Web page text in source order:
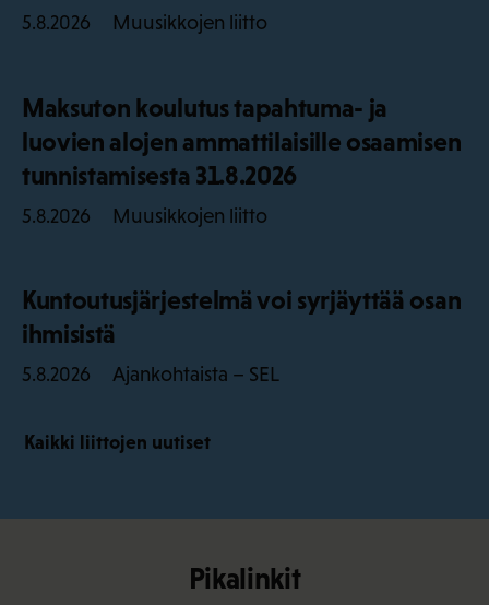
5.8.2026 Muusikkojen liitto
Maksuton koulutus tapahtuma- ja
luovien alojen ammattilaisille osaamisen
tunnistamisesta 31.8.2026
5.8.2026 Muusikkojen liitto
Kuntoutusjärjestelmä voi syrjäyttää osan
ihmisistä
5.8.2026 Ajankohtaista – SEL
Kaikki liittojen uutiset
Pikalinkit